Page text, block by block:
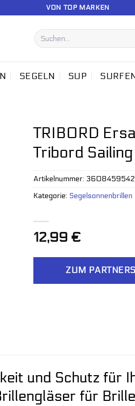
VON TOP MARKEN
Suchen
nach:
SEGELN SUP
TRIBORD
Tribord
12,99€
ZUM
Artikelnummer:
Kategorie: Segelsonnenbrillen
und Schutz für
für